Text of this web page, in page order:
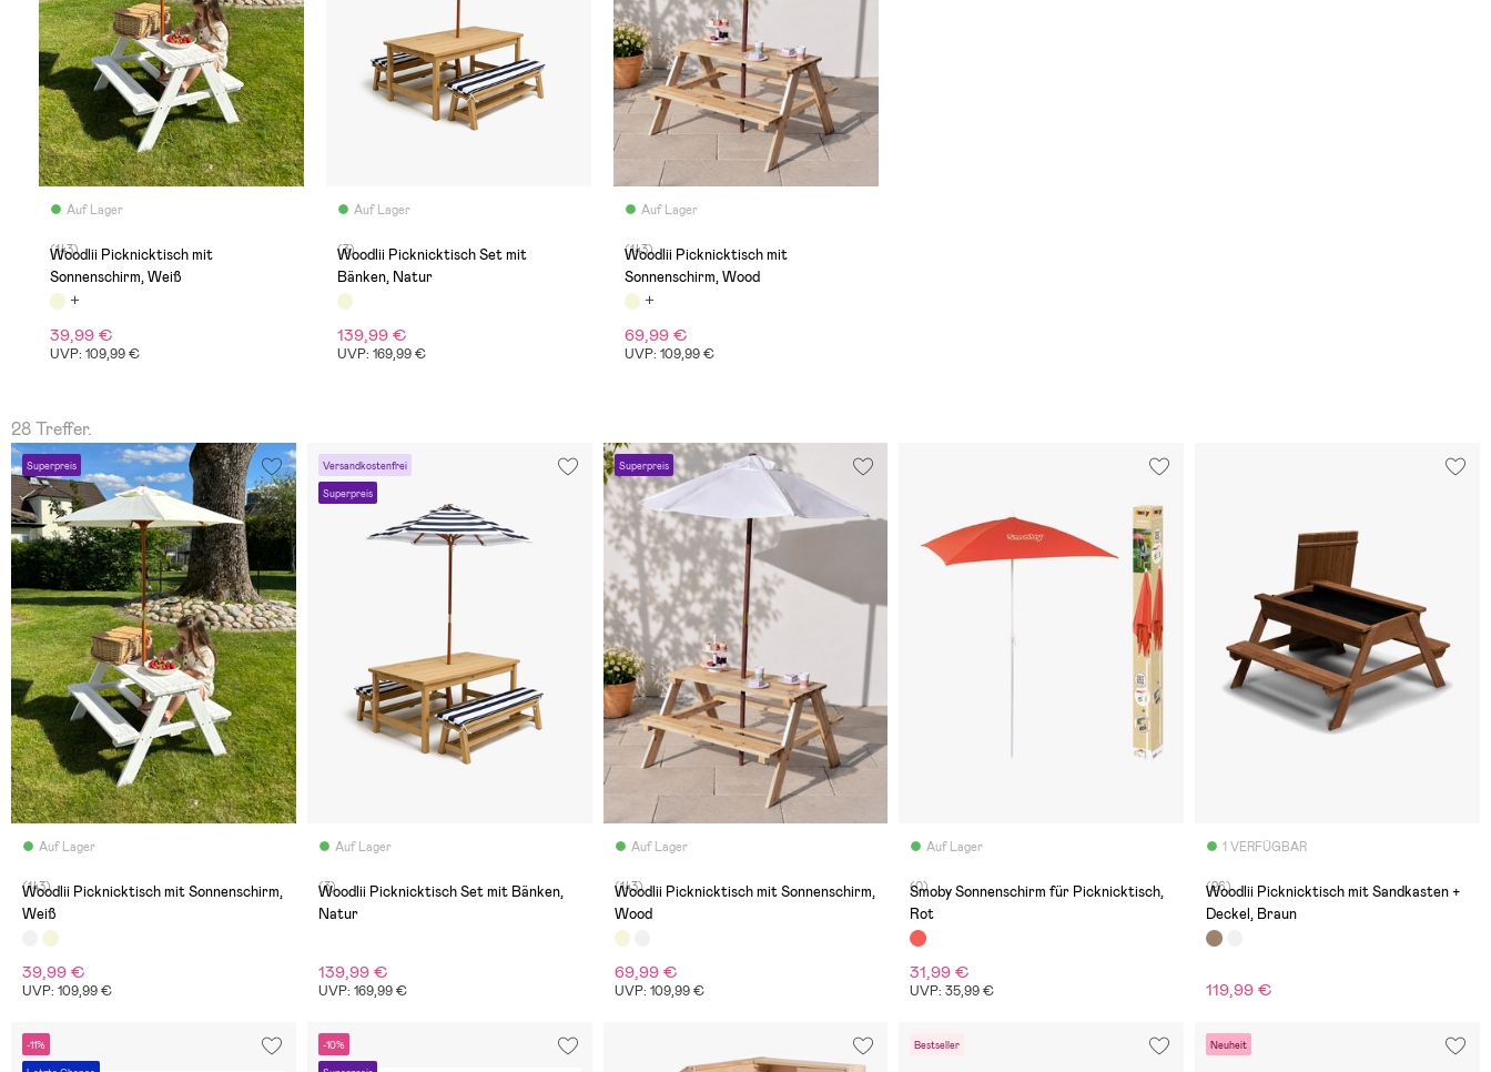
Auf Lager
(143)
Woodlii Picknicktisch mit
Sonnenschirm, Weiß
39,99 €
UVP: 109,99 €
Auf Lager
(3)
Woodlii Picknicktisch Set mit
Bänken, Natur
139,99 €
UVP: 169,99 €
Auf Lager
(143)
Woodlii Picknicktisch mit
Sonnenschirm, Wood
69,99 €
UVP: 109,99 €
28 Treffer.
Superpreis
Auf Lager
(143)
Woodlii Picknicktisch mit Sonnenschirm,
Weiß
39,99 €
UVP: 109,99 €
Versandkostenfrei
Superpreis
Auf Lager
(3)
Woodlii Picknicktisch Set mit Bänken,
Natur
139,99 €
UVP: 169,99 €
Superpreis
Auf Lager
(143)
Woodlii Picknicktisch mit Sonnenschirm,
Wood
69,99 €
UVP: 109,99 €
Auf Lager
(0)
Smoby Sonnenschirm für Picknicktisch,
Rot
31,99 €
UVP: 35,99 €
1 VERFÜGBAR
(26)
Woodlii Picknicktisch mit Sandkasten +
Deckel, Braun
119,99 €
-11% -10% Bestseller Neuheit